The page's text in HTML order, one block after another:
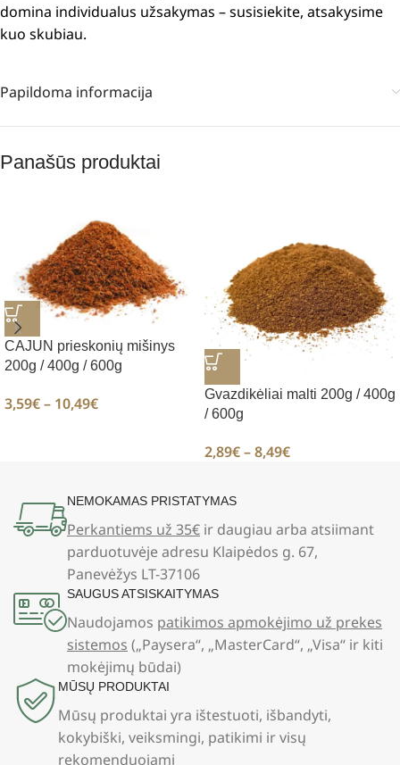
domina individualus užsakymas – susisiekite, atsakysime
kuo skubiau.
Papildoma informacija
Panašūs produktai
CAJUN prieskonių mišinys
200g / 400g / 600g
3,59€– 10,49€
Gvazdikėliai malti 200g / 400g
/ 600g
2,89€–8,49€
NEMOKAMAS PRISTATYMAS
Perkantiems už 35€ ir daugiau arba atsiimant
parduotuvėje adresu Klaipėdos g. 67,
Panevėžys LT-37106
SAUGUS ATSISKAITYMAS
Naudojamos patikimos apmokėjimo už prekes
sistemos („Paysera“, „MasterCard“, „Visa“ ir kiti
mokėjimų būdai)
MŪSŲ PRODUKTAI
Mūsų produktai yra ištestuoti, išbandyti,
kokybiški, veiksmingi, patikimi ir visų
rekomenduojami